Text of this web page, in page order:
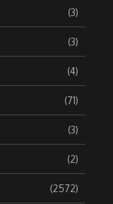
(3)
(3)
(4)
(71)
(3)
(2)
(2572)